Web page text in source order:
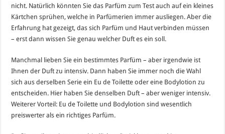
nicht. Natürlich könnten Sie das Parfüm zum Test auch auf ein kleines
Kärtchen sprühen, welche in Parfümerien immer ausliegen. Aber die
Erfahrung hat gezeigt, das sich Parfüm und Haut verbinden müssen
– erst dann wissen Sie genau welcher Duft es ein soll.
Manchmal lieben Sie ein bestimmtes Parfüm – aber irgendwie ist
Ihnen der Duft zu intensiv. Dann haben Sie immer noch die Wahl
sich aus derselben Serie ein Eu de Toilette oder eine Bodylotion zu
entscheiden. Hier haben Sie denselben Duft – aber weniger intensiv.
Weiterer Vorteil: Eu de Toilette und Bodylotion sind wesentlich
preiswerter als ein richtiges Parfüm.